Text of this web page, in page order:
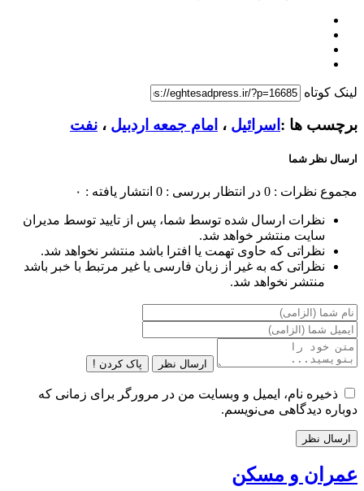
لینک کوتاه
برچسب ها : اسرائیل ، امام جمعه اردبیل ، نفت
ارسال نظر شما
مجموع نظرات : 0 در انتظار بررسی : 0 انتشار یافته : ۰
نظرات ارسال شده توسط شما، پس از تایید توسط مدیران
سایت منتشر خواهد شد.
نظراتی که حاوی تهمت یا افترا باشد منتشر نخواهد شد.
نظراتی که به غیر از زبان فارسی یا غیر مرتبط با خبر باشد
منتشر نخواهد شد.
ارسال نظر پاک کردن !
ذخیره نام، ایمیل و وبسایت من در مرورگر برای زمانی که
دوباره دیدگاهی می‌نویسم.
عمران و مسکن